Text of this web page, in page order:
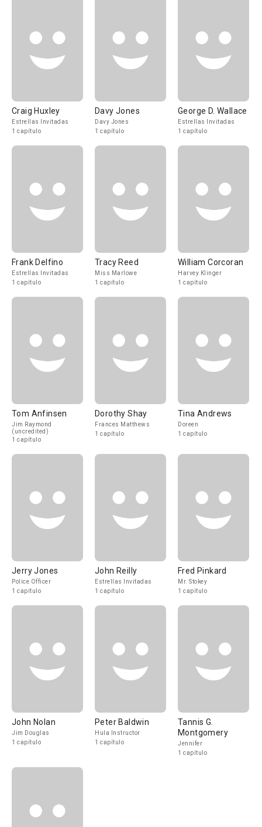
Craig Huxley
Estrellas Invitadas
1 capítulo
Davy Jones
Davy Jones
1 capítulo
George D. Wallace
Estrellas Invitadas
1 capítulo
Frank Delfino
Estrellas Invitadas
1 capítulo
Tracy Reed
Miss Marlowe
1 capítulo
William Corcoran
Harvey Klinger
1 capítulo
Tom Anfinsen
Jim Raymond
(uncredited)
1 capítulo
Dorothy Shay
Frances Matthews
1 capítulo
Tina Andrews
Doreen
1 capítulo
Jerry Jones
Police Officer
1 capítulo
John Reilly
Estrellas Invitadas
1 capítulo
Fred Pinkard
Mr. Stokey
1 capítulo
John Nolan
Jim Douglas
1 capítulo
Peter Baldwin
Hula Instructor
1 capítulo
Tannis G.
Montgomery
Jennifer
1 capítulo